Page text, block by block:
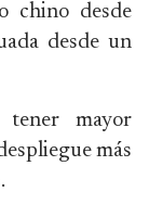
chino desde
desde un
mayor
más